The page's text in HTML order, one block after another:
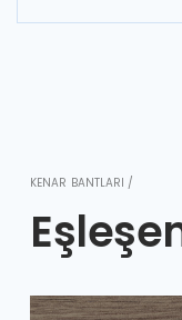
KENAR BANTLARI /